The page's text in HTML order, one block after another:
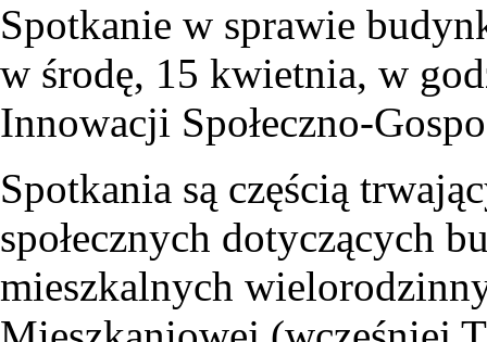
Spotkanie w sprawie
w środę, 15 kwietnia, w
Innowacji Społeczno-
Spotkania są częścią
społecznych dotyczących
mieszkalnych